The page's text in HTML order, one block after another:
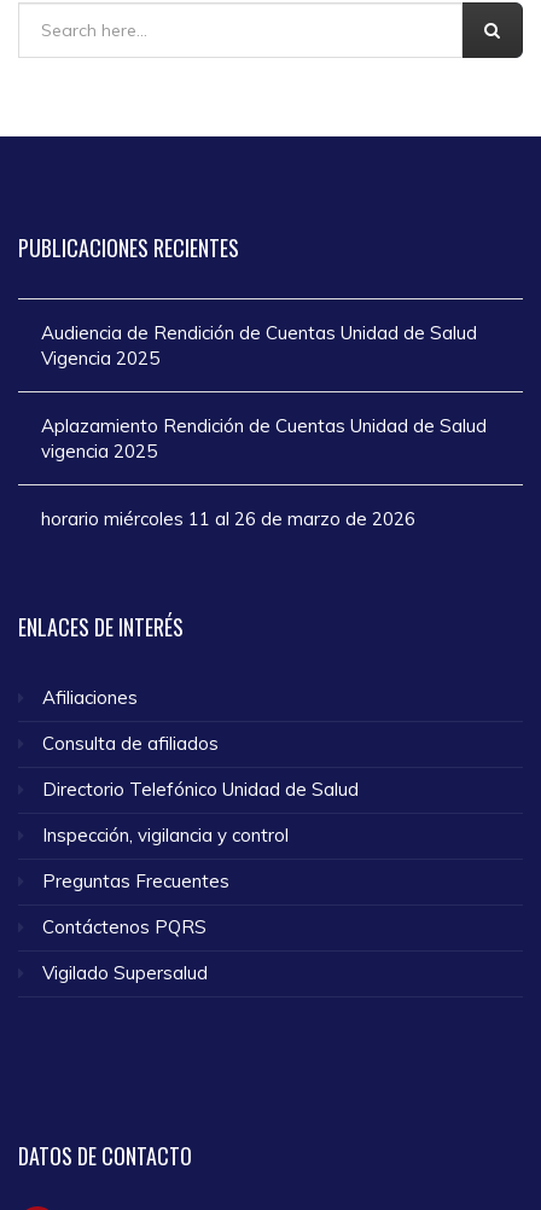
Buscar
PUBLICACIONES RECIENTES
Audiencia de Rendición de Cuentas Unidad de Salud
Vigencia 2025
Aplazamiento Rendición de Cuentas Unidad de Salud
vigencia 2025
horario miércoles 11 al 26 de marzo de 2026
ENLACES DE INTERÉS
Afiliaciones
Consulta de afiliados
Directorio Telefónico Unidad de Salud
Inspección, vigilancia y control
Preguntas Frecuentes
Contáctenos PQRS
Vigilado Supersalud
DATOS DE CONTACTO